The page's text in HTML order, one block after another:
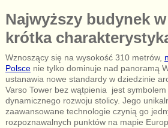
Najwyższy budynek
krótka
Wznoszący się na wysokość 310 metrów,
Polscenie tylko dominuje nad panoramą
ustanawia nowe standardy w dziedzinie
Varso Tower bez wątpienia jest
dynamicznego rozwoju stolicy. Jego
zaawansowane technologie czynią go
rozpoznawalnych punktów na mapie